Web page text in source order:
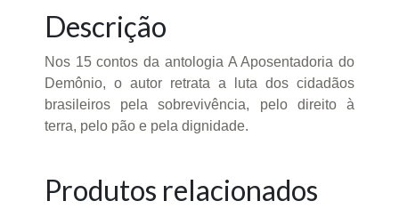
Descrição
Nos 15 contos da antologia A Aposentadoria do
Demônio, o autor retrata a luta dos cidadãos
brasileiros pela sobrevivência, pelo direito à
terra, pelo pão e pela dignidade.
Produtos relacionados